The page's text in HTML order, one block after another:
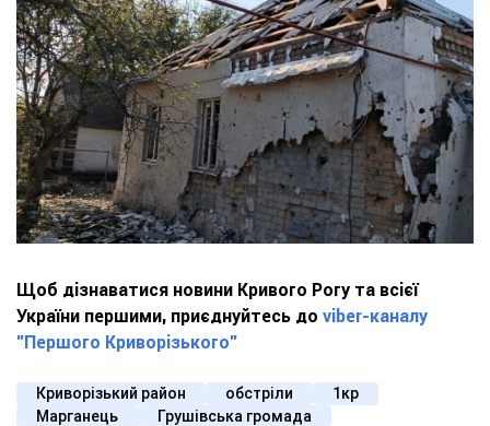
Щоб дізнаватися новини Кривого Рогу та всієї
України першими, приєднуйтесь до viber-каналу
"Першого Криворізького"
Криворізький район обстріли
1кр
Марганець
Грушівська громада